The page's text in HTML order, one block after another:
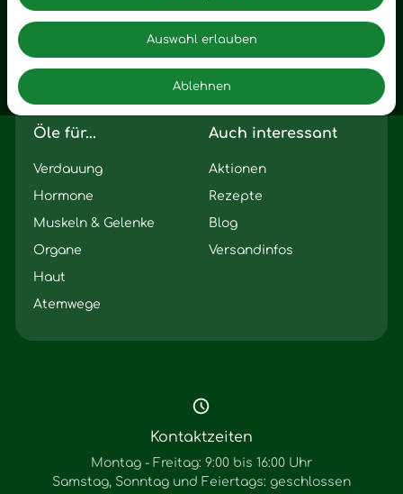
Ablehnen
Auswahl erlauben
Zuhause
Romantik
Motivation
Seelischer Schlag
Öle für...
Verdauung
Hormone
Muskeln & Gelenke
Organe
Haut
Atemwege
Auch interessant
Aktionen
Rezepte
Blog
Versandinfos
Kontaktzeiten
Montag - Freitag: 9:00 bis 16:00 Uhr
Samstag, Sonntag und Feiertags: geschlossen